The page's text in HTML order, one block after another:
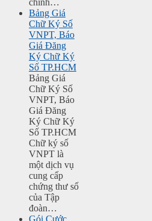
chính…
Bảng Giá
Chữ Ký Số
VNPT, Báo
Giá Đăng
Ký Chữ Ký
Số TP.HCM
Bảng Giá
Chữ Ký Số
VNPT, Báo
Giá Đăng
Ký Chữ Ký
Số TP.HCM
Chữ ký số
VNPT là
một dịch vụ
cung cấp
chứng thư số
của Tập
đoàn…